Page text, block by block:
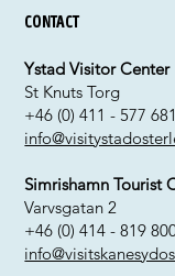
Contact
Ystad Visitor Center
St Knuts Torg
+46 (0) 411 - 577 681
Simrishamn Tourist
Varvsgatan 2
+46 (0) 414 - 819